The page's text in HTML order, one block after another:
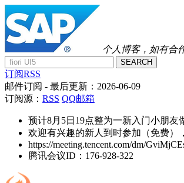
个人博客，如有合
SEARCH
订阅RSS
邮件订阅 - 最后更新： 2026-06-09
订阅源： RSS QQ邮箱
预计8月5日19点整为一新入门小朋友
欢迎有兴趣的新人到时参加（免费）
https://meeting.tencent.com/dm/
腾讯会议ID：176-928-322